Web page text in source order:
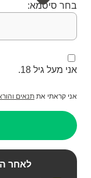
בחר סיסמא:
אני מעל גיל 18.
אני קראתי את תנאים
לאחר